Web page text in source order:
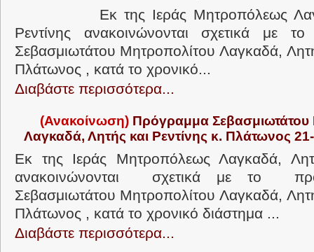
Εκ της Ιεράς Μητροπόλεως
Ρεντίνης ανακοινώνονται σχετικά με
Σεβασμιωτάτου Μητροπολίτου Λαγκαδά,
Πλάτωνος , κατά το χρονικό...
Διαβάστε περισσότερα...
(Ανακοίνωση)Πρόγραμμα Σεβασμιωτάτου
Λαγκαδά, Λητής και Ρεντίνης κ. Πλάτωνος
Εκ της Ιεράς Μητροπόλεως Λαγκαδά,
ανακοινώνονται σχετικά με το
Σεβασμιωτάτου Μητροπολίτου Λαγκαδά,
Πλάτωνος , κατά το χρονικό διάστημα ...
Διαβάστε περισσότερα...